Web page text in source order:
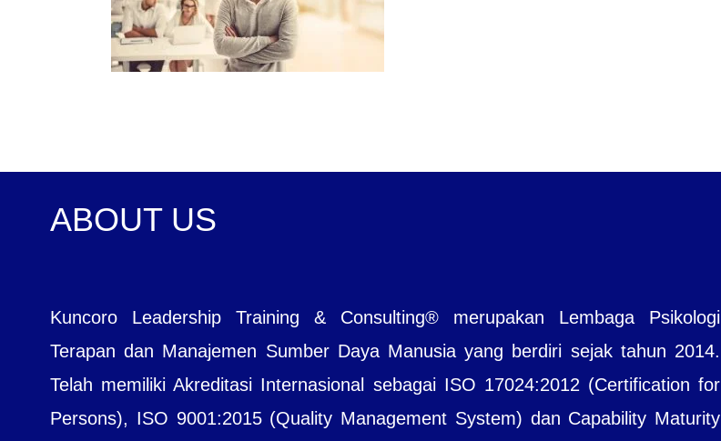
ABOUT US
Kuncoro Leadership Training & Consulting® merupakan Lembaga Psikologi
Terapan dan Manajemen Sumber Daya Manusia yang berdiri sejak tahun 2014.
Telah memiliki Akreditasi Internasional sebagai ISO 17024:2012 (Certification for
Persons), ISO 9001:2015 (Quality Management System) dan Capability Maturity